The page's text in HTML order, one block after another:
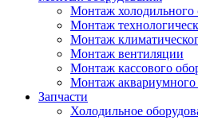
Монтаж холодильного
Монтаж
Монтаж
Монтаж вентиляции
Монтаж кассового
Монтаж аквариумного
Запчасти
Холодильное